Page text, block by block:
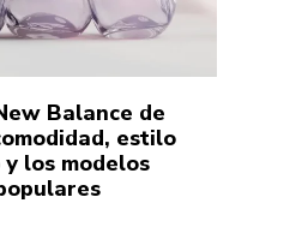
Balance de
estilo
los modelos